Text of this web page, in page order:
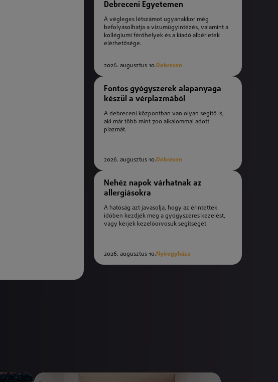
Debreceni Egyetemen
A végleges létszámot ugyanakkor még
befolyásolhatja a vízumügyintézés, valamint a
kollégiumi férőhelyek és a kiadó albérletek
elérhetősége.
2026. augusztus 10.Debrecen
Fontos gyógyszerek alapanyaga
készül a vérplazmából
A debreceni központban van olyan segítő is,
aki már több mint 700 alkalommal adott
plazmát.
2026. augusztus 10.Debrecen
Nehéz napok várhatnak az
allergiásokra
A hatóság azt javasolja, hogy az érintettek
időben kezdjék meg a gyógyszeres kezelést,
vagy kérjék kezelőorvosuk segítségét.
2026. augusztus 10. Nyíregyháza